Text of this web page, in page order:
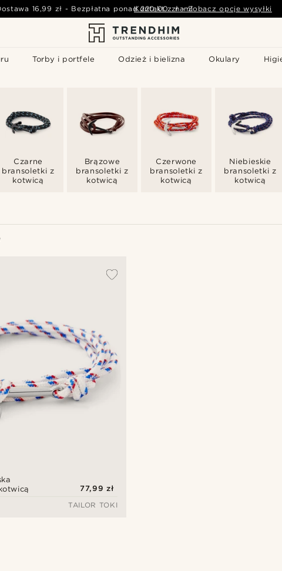
Torby i portfele Odzież i bielizna Okulary
16,99 zł - Bezpłatna ponad 220,00 zł - Zobacz opcje wysyłki
Kontakt z nami
Czarne
bransoletki z
kotwicą
Brązowe
bransoletki z
kotwicą
Czerwone
bransoletki z
kotwicą
Niebieskie
bransoletki z
kotwicą
77,99 zł
TAILOR TOKI